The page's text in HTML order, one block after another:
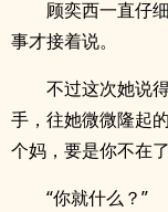
顾奕西一直仔
事才接着说。
不过这次她说
手，往她微微隆起
个妈，要是你不在
“你就什么？”